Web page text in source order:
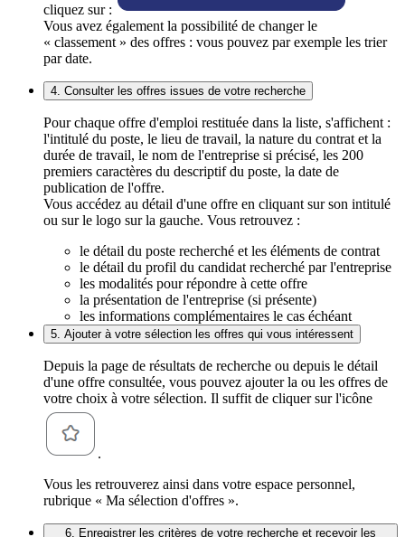
cliquez sur :
Vous avez également la possibilité de changer le
« classement » des offres : vous pouvez par exemple les trier
par date.
4. Consulter les offres issues de votre recherche
Pour chaque offre d'emploi restituée dans la liste, s'affichent :
l'intitulé du poste, le lieu de travail, la nature du contrat et la
durée de travail, le nom de l'entreprise si précisé, les 200
premiers caractères du descriptif du poste, la date de
publication de l'offre.
Vous accédez au détail d'une offre en cliquant sur son intitulé
ou sur le logo sur la gauche. Vous retrouvez :
le détail du poste recherché et les éléments de contrat
le détail du profil du candidat recherché par l'entreprise
les modalités pour répondre à cette offre
la présentation de l'entreprise (si présente)
les informations complémentaires le cas échéant
5. Ajouter à votre sélection les offres qui vous intéressent
Depuis la page de résultats de recherche ou depuis le détail
d'une offre consultée, vous pouvez ajouter la ou les offres de
votre choix à votre sélection. Il suffit de cliquer sur l'icône
.
Vous les retrouverez ainsi dans votre espace personnel,
rubrique « Ma sélection d'offres ».
6. Enregistrer les critères de votre recherche et recevoir les